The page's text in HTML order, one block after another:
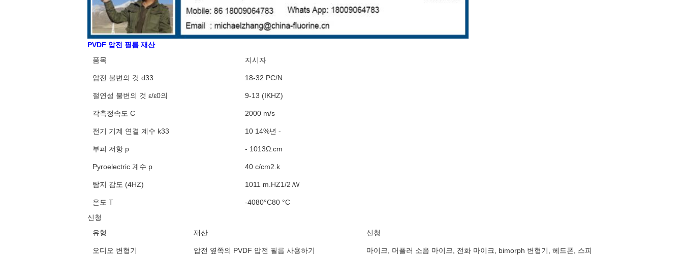
PVDF 압전 필름 재산
품목
지시자
압전 불변의 것 d33 18-32 PC/N
절연성 불변의 것 ε/ε0의 9-13 (IKHZ)
각측정속도 C 2000 m/s
전기 기계 연결 계수 k33 10 14%년 -
부피 저항 p - 1013Ω.cm
Pyroelectric 계수 p 40 c/cm2.k
탐지 감도 (4HZ) 1011 m.HZ1/2 /W
온도 T
-4080°C80 °C
신청
유형
재산 신청
오디오 변형기 압전 옆쪽의 PVDF 압전 필름 사용하기
마이크, 머플러 소음 마이크, 전화 마이크, bimorph 변형기, 헤드폰, 스피